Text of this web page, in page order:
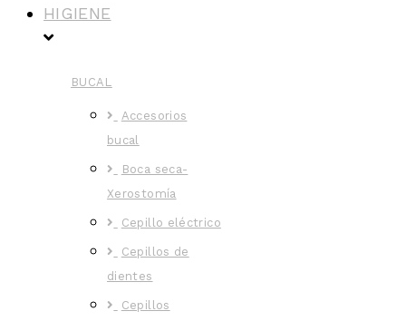
HIGIENE
BUCAL
Accesorios
bucal
Boca seca-
Xerostomía
Cepillo eléctrico
Cepillos de
dientes
Cepillos